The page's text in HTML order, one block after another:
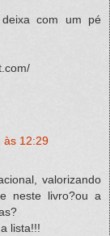
com um pé
às 12:29
valorizando
neste livro?ou a
lista!!!